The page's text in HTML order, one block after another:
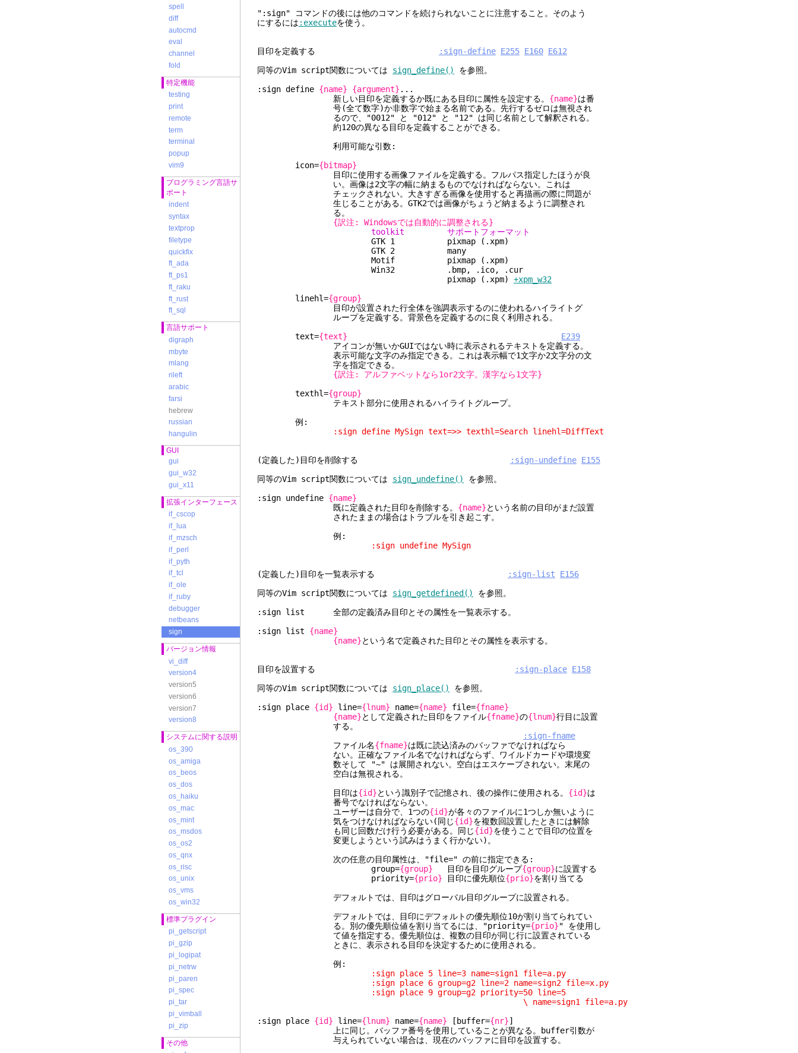
spell
diff
autocmd
eval
channel
fold
特定機能
testing
print
remote
term
terminal
popup
vim9
プログラミング言語サ
ポート
indent
syntax
textprop
filetype
quickfix
ft_ada
ft_ps1
ft_raku
ft_rust
ft_sql
言語サポート
digraph
mbyte
mlang
rileft
arabic
farsi
hebrew
russian
hangulin
GUI
gui
gui_w32
gui_x11
拡張インターフェース
if_cscop
if_lua
if_mzsch
if_perl
if_pyth
if_tcl
if_ole
if_ruby
debugger
netbeans
sign
バージョン情報
vi_diff
version4
version5
version6
version7
version8
システムに関する説明
os_390
os_amiga
os_beos
os_dos
os_haiku
os_mac
os_mint
os_msdos
os_os2
os_qnx
os_risc
os_unix
os_vms
os_win32
標準プラグイン
pi_getscript
pi_gzip
pi_logipat
pi_netrw
pi_paren
pi_spec
pi_tar
pi_vimball
pi_zip
その他
":sign" コマンドの後には他のコマンドを続けられないことに注意すること。そのよう
にするには :executeを使う。
目印を定義する :sign-define E255 E160 E612
同等のVim script関数については sign_define()
を参照。
:sign define {name} {argument} ...
新しい目印を定義するか既にある目印に属性を設定する。 {name}は番
号(全て数字)か非数字で始まる名前である。先行するゼロは無視され
るので、"0012" と "012" と "12" は同じ名前として解釈される。
約120の異なる目印を定義することができる。
利用可能な引数:
icon={bitmap}
目印に使用する画像ファイルを定義する。フルパス指定したほうが良
い。画像は2文字の幅に納まるものでなければならない。これは
チェックされない。大きすぎる画像を使用すると再描画の際に問題が
生じることがある。GTK2では画像がちょうど納まるように調整され
る。
{訳注: Windowsでは自動的に調整される}
toolkit サポートフォーマット
GTK 1 pixmap (.xpm)
GTK 2 many
Motif pixmap (.xpm)
Win32 .bmp, .ico, .cur
pixmap (.xpm) +xpm_w32
linehl={group}
目印が設置された行全体を強調表示するのに使われるハイライトグ
ループを定義する。背景色を定義するのに良く利用される。
text={text}
E239
アイコンが無いかGUIではない時に表示されるテキストを定義する。
表示可能な文字のみ指定できる。これは表示幅で1文字か2文字分の文
字を指定できる。
{訳注: アルファベットなら1or2文字。漢字なら1文字}
texthl={group}
テキスト部分に使用されるハイライトグループ。
例:
:sign define MySign text=>> texthl=Search linehl=DiffText
(定義した)目印を削除する :sign-undefine E155
同等のVim script関数については sign_undefine()
を参照。
:sign undefine {name}
既に定義された目印を削除する。 {name}という名前の目印がまだ設置
されたままの場合はトラブルを引き起こす。
例:
:sign undefine MySign
(定義した)目印を一覧表示する :sign-list
E156
同等のVim script関数については sign_getdefined()
を参照。
:sign list 全部の定義済み目印とその属性を一覧表示する。
:sign list {name}
{name}という名で定義された目印とその属性を表示する。
目印を設置する :sign-place E158
同等のVim script関数については sign_place()
を参照。
:sign place {id} line={lnum} name={name} file={fname}
{name}として定義された目印をファイル{fname}の{lnum}行目に設置
する。
:sign-fname
ファイル名{fname}は既に読込済みのバッファでなければなら
ない。正確なファイル名でなければならず、ワイルドカードや環境変
数そして "~" は展開されない。空白はエスケープされない。末尾の
空白は無視される。
目印は{id}という識別子で記憶され、後の操作に使用される。 {id}は
番号でなければならない。
ユーザーは自分で、1つの{id}が各々のファイルに1つしか無いように
気をつけなければならない(同じ{id}を複数回設置したときには解除
も同じ回数だけ行う必要がある。同じ{id}を使うことで目印の位置を
変更しようという試みはうまく行かない)。
次の任意の目印属性は、"file=" の前に指定できる:
group={group} 目印を目印グループ{group}に設置する
priority={prio} 目印に優先順位{prio}を割り当てる
デフォルトでは、目印はグローバル目印グループに設置される。
デフォルトでは、目印にデフォルトの優先順位10が割り当てられてい
る。別の優先順位値を割り当てるには、"priority={prio}" を使用し
て値を指定する。優先順位は、複数の目印が同じ行に設置されている
ときに、表示される目印を決定するために使用される。
例:
:sign place 5 line=3 name=sign1 file=a.py
:sign place 6 group=g2 line=2 name=sign2 file=x.py
:sign place 9 group=g2 priority=50 line=5
\ name=sign1 file=a.py
:sign place {id} line={lnum} name={name} [buffer={nr}]
上に同じ。バッファ番号を使用していることが異なる。buffer引数が
与えられていない場合は、現在のバッファに目印を設置する。